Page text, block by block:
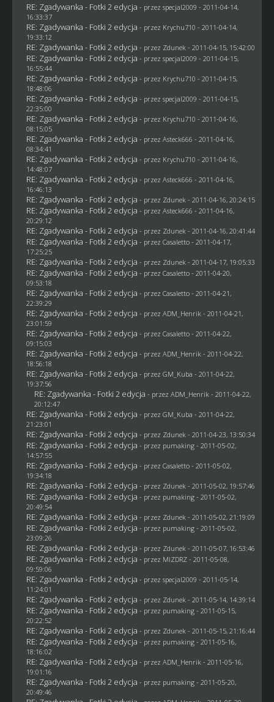
RE: Zgadywanka - Fotki 2 edycja - przez specjal2009 - 2011-04-14,
16:33:37
RE: Zgadywanka - Fotki 2 edycja - przez Krychu710 - 2011-04-14,
19:33:12
RE: Zgadywanka - Fotki 2 edycja - przez Zdunek - 2011-04-15, 15:42:00
RE: Zgadywanka - Fotki 2 edycja - przez specjal2009 - 2011-04-15,
16:55:44
RE: Zgadywanka - Fotki 2 edycja - przez Krychu710 - 2011-04-15,
18:48:06
RE: Zgadywanka - Fotki 2 edycja - przez specjal2009 - 2011-04-15,
22:35:00
RE: Zgadywanka - Fotki 2 edycja - przez Krychu710 - 2011-04-16,
08:15:05
RE: Zgadywanka - Fotki 2 edycja - przez Asteck666 - 2011-04-16,
08:34:41
RE: Zgadywanka - Fotki 2 edycja - przez Krychu710 - 2011-04-16,
14:48:07
RE: Zgadywanka - Fotki 2 edycja - przez Asteck666 - 2011-04-16,
16:46:13
RE: Zgadywanka - Fotki 2 edycja - przez Zdunek - 2011-04-16, 20:24:15
RE: Zgadywanka - Fotki 2 edycja - przez Asteck666 - 2011-04-16,
20:29:12
RE: Zgadywanka - Fotki 2 edycja - przez Zdunek - 2011-04-16, 20:41:44
RE: Zgadywanka - Fotki 2 edycja - przez Casaletto- 2011-04-17,
17:25:25
RE: Zgadywanka - Fotki 2 edycja - przez Zdunek - 2011-04-17, 19:05:33
RE: Zgadywanka - Fotki 2 edycja - przez Casaletto- 2011-04-20,
09:53:18
RE: Zgadywanka - Fotki 2 edycja - przez Casaletto- 2011-04-21,
22:39:29
RE: Zgadywanka - Fotki 2 edycja - przez ADM_Henrik - 2011-04-21,
23:01:59
RE: Zgadywanka - Fotki 2 edycja - przez Casaletto- 2011-04-22,
09:15:03
RE: Zgadywanka - Fotki 2 edycja - przez ADM_Henrik - 2011-04-22,
18:56:18
RE: Zgadywanka - Fotki 2 edycja - przez GM_Kuba - 2011-04-22,
19:37:56
RE: Zgadywanka - Fotki 2 edycja - przez ADM_Henrik - 2011-04-22,
20:12:47
RE: Zgadywanka - Fotki 2 edycja - przez GM_Kuba - 2011-04-22,
21:23:01
RE: Zgadywanka - Fotki 2 edycja - przez Zdunek - 2011-04-23, 13:50:34
RE: Zgadywanka - Fotki 2 edycja - przez pumaking- 2011-05-02,
14:57:55
RE: Zgadywanka - Fotki 2 edycja - przez Casaletto- 2011-05-02,
19:34:18
RE: Zgadywanka - Fotki 2 edycja - przez Zdunek - 2011-05-02, 19:57:46
RE: Zgadywanka - Fotki 2 edycja - przez pumaking- 2011-05-02,
20:49:54
RE: Zgadywanka - Fotki 2 edycja - przez Zdunek - 2011-05-02, 21:19:09
RE: Zgadywanka - Fotki 2 edycja - przez pumaking- 2011-05-02,
23:09:26
RE: Zgadywanka - Fotki 2 edycja - przez Zdunek - 2011-05-07, 16:53:46
RE: Zgadywanka - Fotki 2 edycja - przez MIZDRZ- 2011-05-08,
09:59:06
RE: Zgadywanka - Fotki 2 edycja - przez specjal2009 - 2011-05-14,
11:24:01
RE: Zgadywanka - Fotki 2 edycja - przez Zdunek - 2011-05-14, 14:39:14
RE: Zgadywanka - Fotki 2 edycja - przez pumaking- 2011-05-15,
20:22:52
RE: Zgadywanka - Fotki 2 edycja - przez Zdunek - 2011-05-15, 21:16:44
RE: Zgadywanka - Fotki 2 edycja - przez pumaking- 2011-05-16,
18:16:02
RE: Zgadywanka - Fotki 2 edycja - przez ADM_Henrik - 2011-05-16,
19:01:16
RE: Zgadywanka - Fotki 2 edycja - przez pumaking- 2011-05-20,
20:49:46